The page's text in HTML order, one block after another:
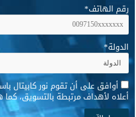
رقم الهاتف*
الدولة*
* أوافق على أن تقوم نور كابيتال
أعلاه لأهداف مرتبطة بالتسويق،